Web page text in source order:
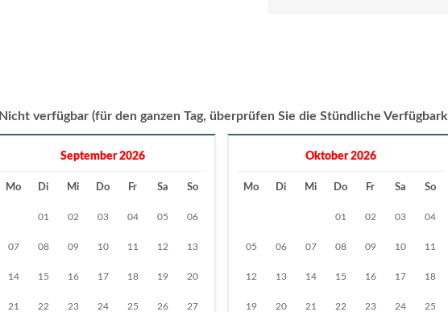
Nicht verfügbar (für den ganzen Tag, überprüfen Sie die Stündliche
September 2026
Mo Di Mi Do Fr Sa So
01 02 03 04 05 06
07 08 09 10 11 12 13
14 15 16 17 18 19 20
21 22 23 24 25 26 27
Oktober 2026
Mo Di Mi Do Fr Sa So
01 02 03 04
05 06 07 08 09 10 11
12 13 14 15 16 17 18
19 20 21 22 23 24 25